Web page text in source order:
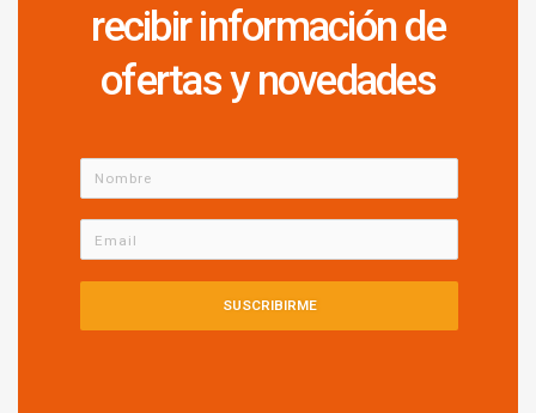
recibir información de
ofertas y novedades
SUSCRIBIRME